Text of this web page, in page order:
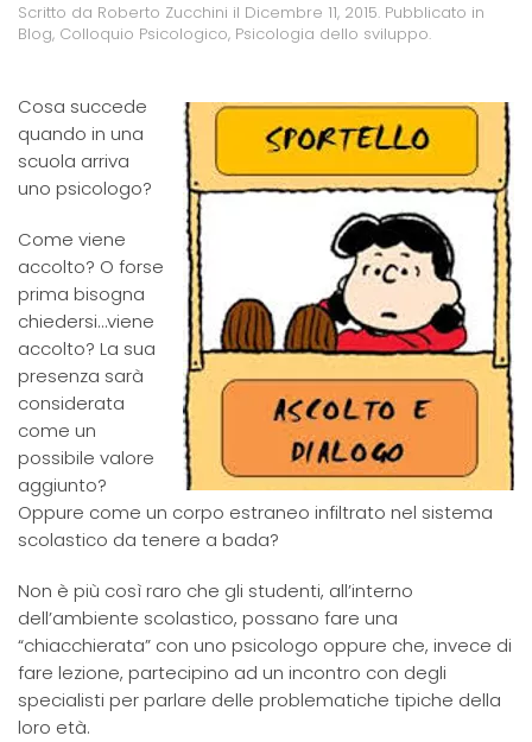
Scritto da Roberto Zucchini il Dicembre 11, 2015. Pubblicato in
Blog, Colloquio Psicologico, Psicologia dello sviluppo.
Cosa succede
quando in una
scuola arriva
uno psicologo?
Come viene
accolto? O forse
prima bisogna
chiedersi…viene
accolto? La sua
presenza sarà
considerata
come un
possibile valore
aggiunto?
Oppure come un corpo estraneo infiltrato nel sistema
scolastico da tenere a bada?
Non è più così raro che gli studenti, all’interno
dell’ambiente scolastico, possano fare una
“chiacchierata” con uno psicologo oppure che, invece di
fare lezione, partecipino ad un incontro con degli
specialisti per parlare delle problematiche tipiche della
loro età.